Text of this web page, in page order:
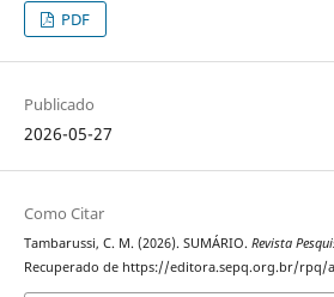
PDF
Publicado
2026-05-27
Como Citar
Tambarussi, C. M. (2026). SUMÁRIO. Revista
Recuperado de https://editora.sepq.org.br/rpq/